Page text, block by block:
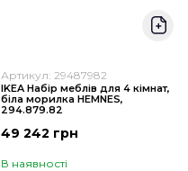
Артикул: 29487982
IKEA Набір меблів для 4 кімнат,
біла морилка HEMNES,
294.879.82
49 242 грн
В наявності